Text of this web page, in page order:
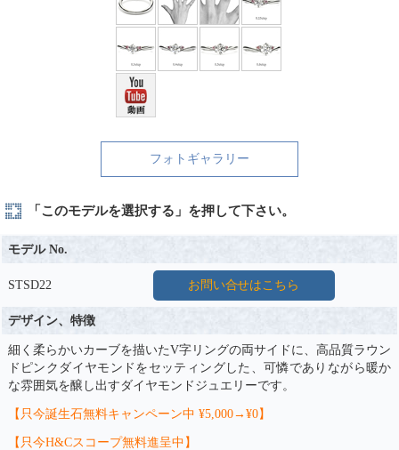
フォトギャラリー
「このモデルを選択する」を押して下さい。
モデル No.
STSD22 お問い合せはこちら
デザイン、特徴
細く柔らかいカーブを描いたV字リングの両サイドに、高品質ラウン
ドピンクダイヤモンドをセッティングした、可憐でありながら暖か
な雰囲気を醸し出すダイヤモンドジュエリーです。
【只今誕生石無料キャンペーン中 ¥5,000→¥0】
【只今H&Cスコープ無料進呈中】